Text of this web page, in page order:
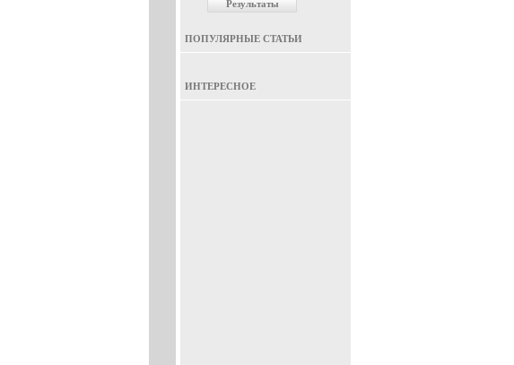
ПОПУЛЯРНЫЕ СТАТЬИ
ИНТЕРЕСНОЕ